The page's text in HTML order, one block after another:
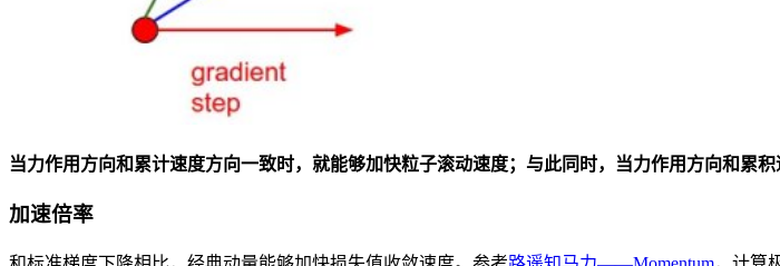
当力作用方向和累计速度方向一致时，就能够加快粒子滚动速度；与此同时，当力作用方向和累
加速倍率